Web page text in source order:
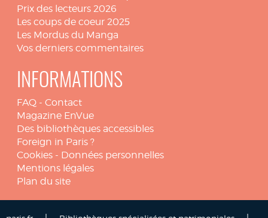
Prix des lecteurs 2026
Les coups de coeur 2025
Les Mordus du Manga
Vos derniers commentaires
INFORMATIONS
FAQ - Contact
Magazine EnVue
Des bibliothèques accessibles
Foreign in Paris ?
Cookies - Données personnelles
Mentions légales
Plan du site